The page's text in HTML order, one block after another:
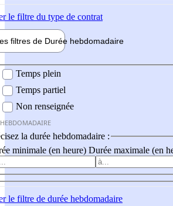
le filtre du type de contrat
filtres de Durée hebdomadaire
Temps plein
Temps partiel
Non renseignée
la durée hebdomadaire :
minimale (en heure) Durée maximale (en
le filtre de durée hebdomadaire